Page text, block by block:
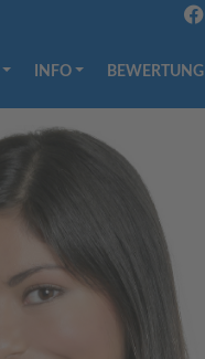
INFO BEWERTUNG